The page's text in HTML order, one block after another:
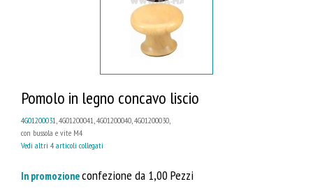
Pomolo in legno concavo liscio
4G01200031, 4G01200041, 4G01200040, 4G01200030,
con bussola e vite M4
Vedi altri 4 articoli collegati
In promozioneconfezione da 1,00 Pezzi